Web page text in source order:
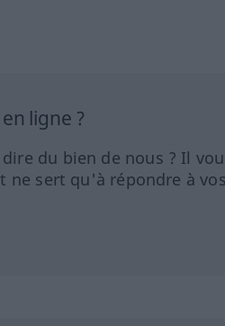
ligne ?
du bien de nous ? Il
ne sert qu'à répondre à